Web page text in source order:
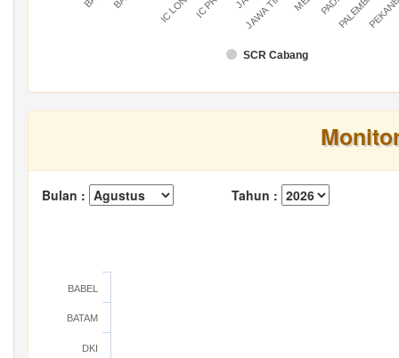
SCR Cabang
Bulan : Tahun :
BABEL
BATAM
DKI